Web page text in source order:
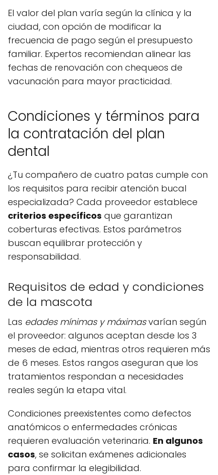
El valor del plan varía según la clínica y la
ciudad, con opción de modificar la
frecuencia de pago según el presupuesto
familiar. Expertos recomiendan alinear las
fechas de renovación con chequeos de
vacunación para mayor practicidad.
Condiciones y términos para
la contratación del plan
dental
¿Tu compañero de cuatro patas cumple con
los requisitos para recibir atención bucal
especializada? Cada proveedor establece
criterios específicos que garantizan
coberturas efectivas. Estos parámetros
buscan equilibrar protección y
responsabilidad.
Requisitos de edad y condiciones
de la mascota
Las edades mínimas y máximasvarían según
el proveedor: algunos aceptan desde los 3
meses de edad, mientras otros requieren más
de 6 meses. Estos rangos aseguran que los
tratamientos respondan a necesidades
reales según la etapa vital.
Condiciones preexistentes como defectos
anatómicos o enfermedades crónicas
requieren evaluación veterinaria. En algunos
casos, se solicitan exámenes adicionales
para confirmar la elegibilidad.